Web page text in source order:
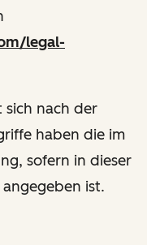
legal-
sich nach der
haben die im
sofern in dieser
ist.